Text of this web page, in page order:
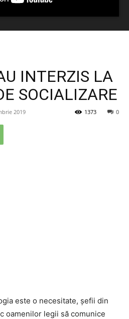
INTERZIS LA
SOCIALIZARE
2019 0
1373
este o necesitate, șefii din
oamenilor legii să comunice